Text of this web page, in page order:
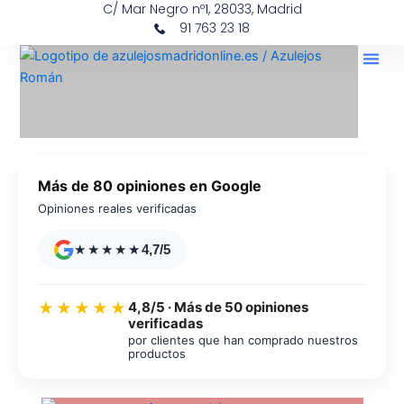
contenido
C/ Mar Negro nº1, 28033, Madrid
91 763 23 18
Más de 80 opiniones en Google
Opiniones reales verificadas
★★★★★4,7/5
★★★★★ 4,8/5 · Más de 50 opiniones
verificadas
por clientes que han comprado nuestros
productos